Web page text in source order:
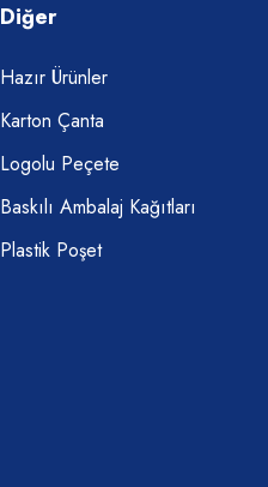
Diğer
Hazır Ürünler
Karton Çanta
Logolu Peçete
Baskılı Ambalaj Kağıtları
Plastik Poşet